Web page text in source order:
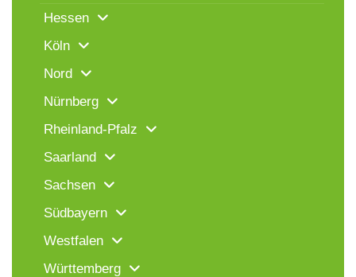
Hessen
Köln
Nord
Nürnberg
Rheinland-Pfalz
Saarland
Sachsen
Südbayern
Westfalen
Württemberg